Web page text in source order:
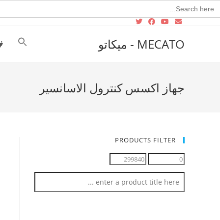
Search
for:
MECATO - ميكاتو
جهاز اكسس كنترول الاسانسير
PRODUCTS FILTER